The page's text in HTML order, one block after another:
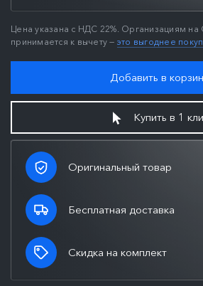
Цена указана с НДС 22%. Организациям
принимается к вычету — это выгоднее
Добавить в
Купить в 1
Оригинальный товар
Бесплатная доставка
Скидка на комплект